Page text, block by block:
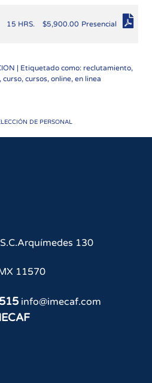
15 HRS. $5,900.00 Presencial
| Etiquetado como: reclutamiento,
cursos, online, en linea
DE PERSONAL
Arquímedes 130
11570
info@imecaf.com